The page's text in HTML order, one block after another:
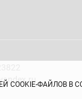
ФАЙЛОВ